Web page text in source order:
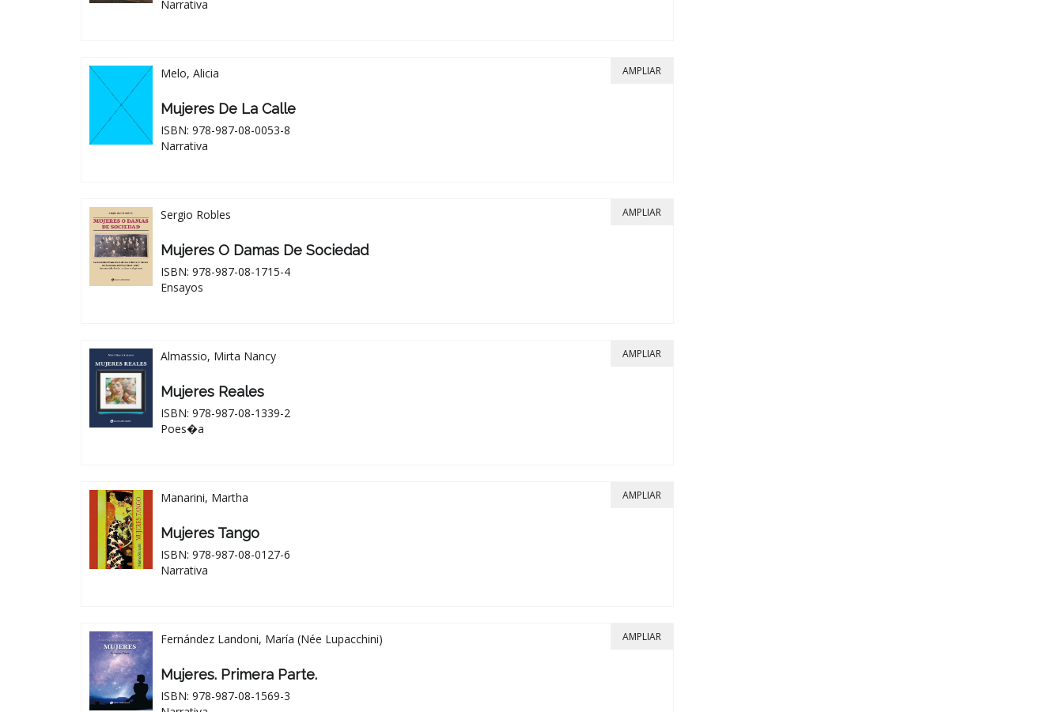
Narrativa
Melo, Alicia
Mujeres De La Calle
ISBN: 978-987-08-0053-8
Narrativa
AMPLIAR
Sergio Robles
Mujeres O Damas De Sociedad
ISBN: 978-987-08-1715-4
Ensayos
AMPLIAR
Almassio, Mirta Nancy
Mujeres Reales
ISBN: 978-987-08-1339-2
Poes�a
AMPLIAR
Manarini, Martha
Mujeres Tango
ISBN: 978-987-08-0127-6
Narrativa
AMPLIAR
Fernández Landoni, María (Née Lupacchini)
Mujeres. Primera Parte.
ISBN: 978-987-08-1569-3
AMPLIAR